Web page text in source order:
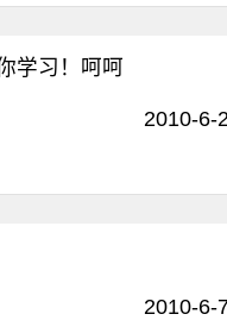
学习！呵呵
2010-6-
2010-6-